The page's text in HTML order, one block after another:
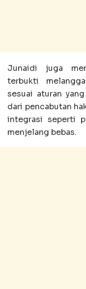
Junaidi juga
terbukti
sesuai aturan
dari pencabutan
integrasi seperti
menjelang bebas.